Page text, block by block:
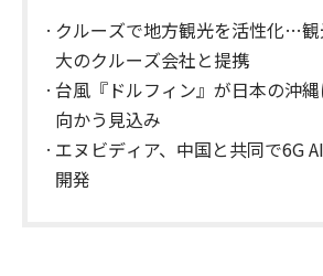
クルーズで地方観光を活性化…
大のクルーズ会社と提携
台風『ドルフィン』が日本の沖
向かう見込み
エヌビディア、中国と共同で6G
開発